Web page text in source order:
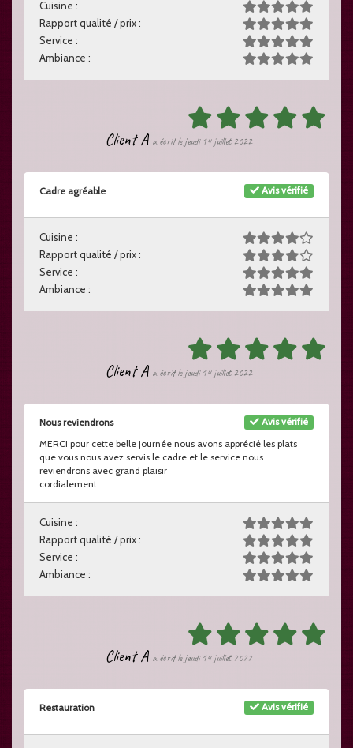
Cuisine :
Rapport qualité / prix :
Service :
Ambiance :
Client A a écrit le jeudi 14 juillet 2022
Avis vérifié
Cadre agréable
Cuisine :
Rapport qualité / prix :
Service :
Ambiance :
Client A a écrit le jeudi 14 juillet 2022
Avis vérifié
Nous reviendrons
MERCI pour cette belle journée nous avons apprécié les plats
que vous nous avez servis le cadre et le service nous
reviendrons avec grand plaisir
cordialement
Cuisine :
Rapport qualité / prix :
Service :
Ambiance :
Client A a écrit le jeudi 14 juillet 2022
Avis vérifié
Restauration